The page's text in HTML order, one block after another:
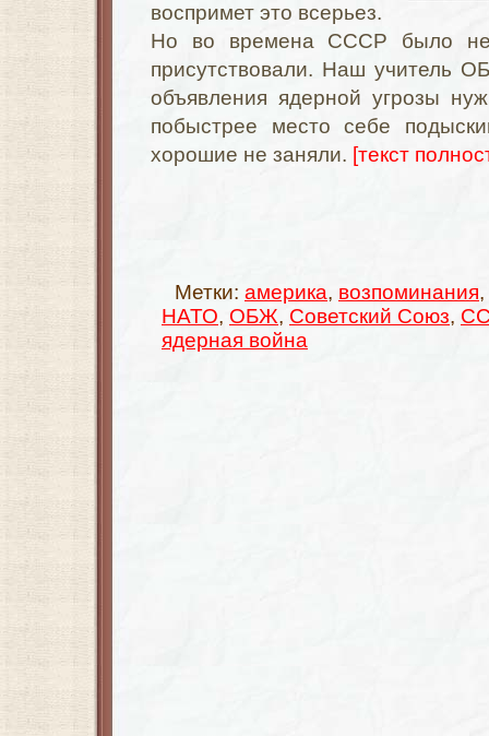
воспримет это всерьез.
Но во времена СССР было
присутствовали. Наш учитель
объявления ядерной угрозы
побыстрее место себе
хорошие не заняли. [текст
Метки: америка, возпоминания,
НАТО, ОБЖ, Советский Союз,
ядерная война